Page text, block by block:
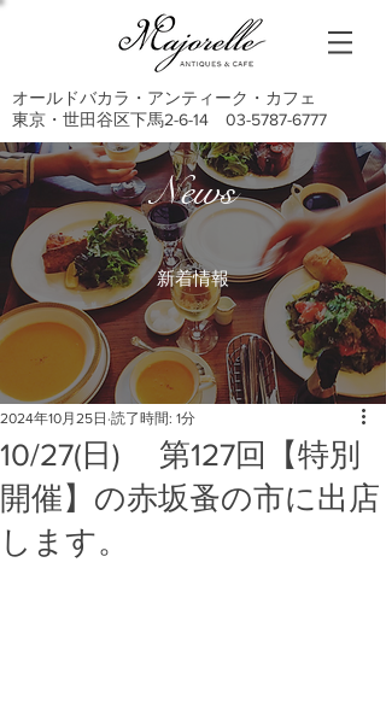
オールドバカラ・アンティーク・カフェ
東京・世田谷区下馬2-6-14 03-5787-6777
News
新着情報
10/27(日) 第127回【特別
開催】の赤坂蚤の市に出店
します。
2024年10月25日 読了時間: 1分